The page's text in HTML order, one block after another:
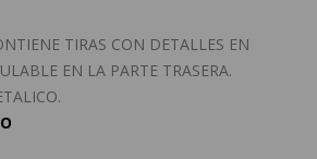
TIRAS CON DETALLES EN
EN LA PARTE TRASERA.